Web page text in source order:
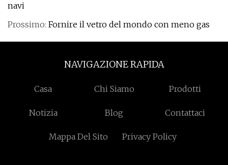
navi
Prossimo: Fornire il vetro del mondo con meno gas
NAVIGAZIONE RAPIDA
Casa Chi Siamo Prodotti
Notizia Blog Contattaci
Mappa Del Sito Privacy Policy